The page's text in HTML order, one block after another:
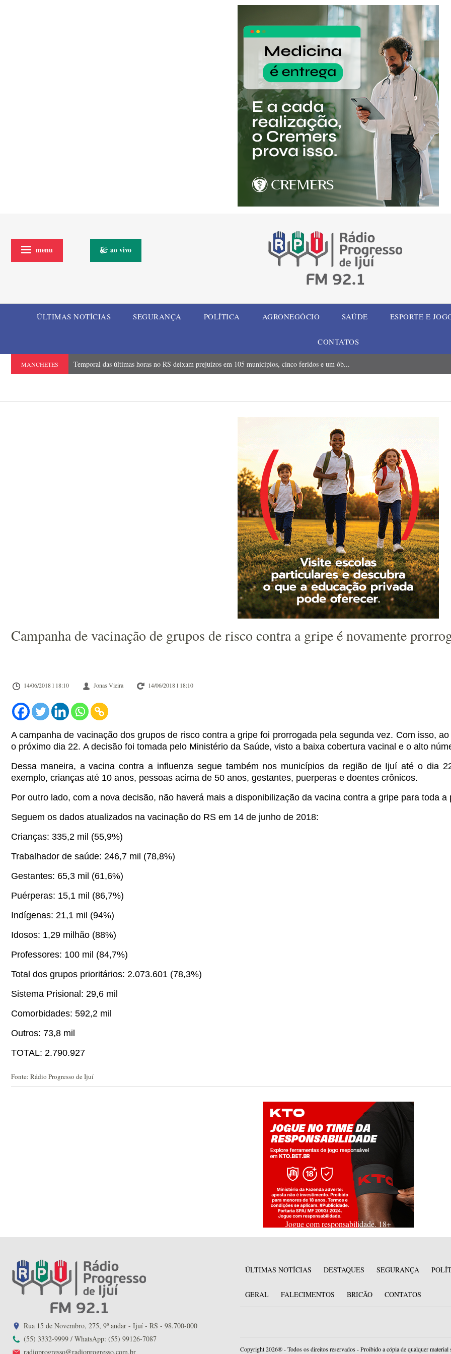
menu ao vivo
ÚLTIMAS NOTÍCIAS SEGURANÇA POLÍTICA AGRONEGÓCIO SAÚDE ESPORTE E
CONTATOS
MANCHETES Temporal das últimas horas no RS deixam prejuízos em 105 municipios, cinco feridos e um ób...
Campanha de vacinação de grupos de risco contra a gripe é novamente
14/06/2018 l 18:10 Jonas Vieira 14/06/2018 l 18:10
A campanha de vacinação dos grupos de risco contra a gripe foi prorrogada pela segunda vez. Com isso,
o próximo dia 22. A decisão foi tomada pelo Ministério da Saúde, visto a baixa cobertura vacinal e o alto
Dessa maneira, a vacina contra a influenza segue também nos municípios da região de Ijuí até o dia
exemplo, crianças até 10 anos, pessoas acima de 50 anos, gestantes, puerperas e doentes crônicos.
Por outro lado, com a nova decisão, não haverá mais a disponibilização da vacina contra a gripe para toda
Seguem os dados atualizados na vacinação do RS em 14 de junho de 2018:
Crianças: 335,2 mil (55,9%)
Trabalhador de saúde: 246,7 mil (78,8%)
Gestantes: 65,3 mil (61,6%)
Puérperas: 15,1 mil (86,7%)
Indígenas: 21,1 mil (94%)
Idosos: 1,29 milhão (88%)
Professores: 100 mil (84,7%)
Total dos grupos prioritários: 2.073.601 (78,3%)
Sistema Prisional: 29,6 mil
Comorbidades: 592,2 mil
Outros: 73,8 mil
TOTAL: 2.790.927
Fonte: Rádio Progresso de Ijuí
Jogue com responsabilidade. 18+
Rua 15 de Novembro, 275, 9º andar - Ijuí - RS - 98.700-000
(55) 3332-9999 / WhatsApp: (55) 99126-7087
radioprogresso@radioprogresso.com.br
ÚLTIMAS NOTÍCIAS DESTAQUES SEGURANÇA
GERAL FALECIMENTOS BRICÃO CONTATOS
Copyright 2026® - Todos os direitos reservados - Proibido a cópia de qualquer material